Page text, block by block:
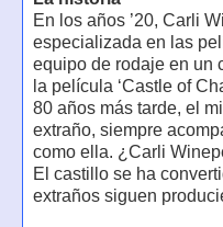
En los años ’20, Carli
especializada en las
equipo de rodaje en un
la película ‘Castle of
80 años más tarde, el
extraño, siempre
como ella. ¿Carli
El castillo se ha
extraños siguen